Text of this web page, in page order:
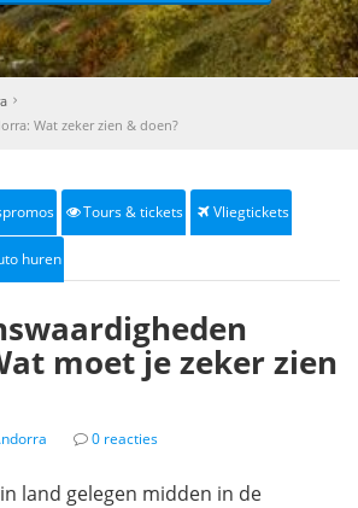
Wat zeker zien & doen?
Tours & tickets Vliegtickets
huren
moet je zeker zien
0 reacties
land gelegen midden in de